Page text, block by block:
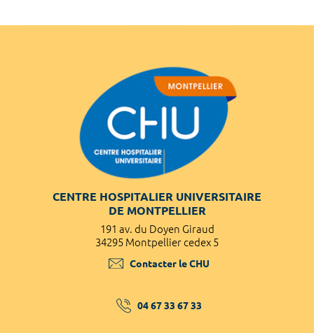
CENTRE HOSPITALIER UNIVERSITAIRE
DE MONTPELLIER
191 av. du Doyen Giraud
34295 Montpellier cedex 5
Contacter le CHU
04 67 33 67 33